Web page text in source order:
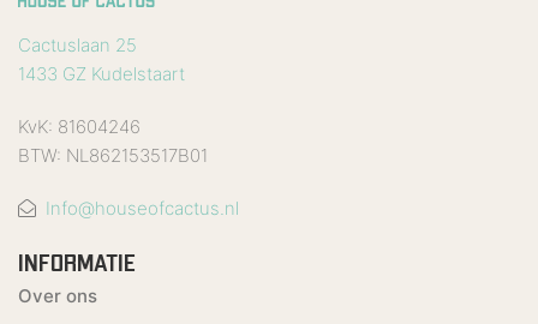
Cactuslaan 25
1433 GZ Kudelstaart
KvK: 81604246
BTW: NL862153517B01
Info@houseofcactus.nl
INFORMATIE
Over ons